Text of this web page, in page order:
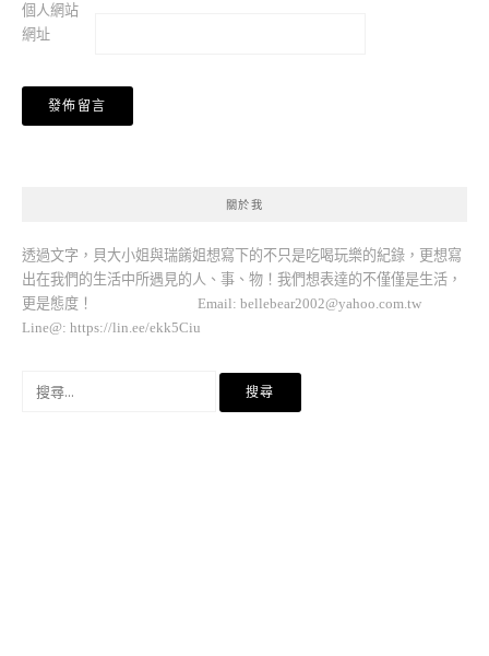
個人網站
網址
關於我
透過文字，貝大小姐與瑞餚姐想寫下的不只是吃喝玩樂的紀錄，更想寫
出在我們的生活中所遇見的人、事、物！我們想表達的不僅僅是生活，
更是態度！ Email: bellebear2002@yahoo.com.tw
Line@: https://lin.ee/ekk5Ciu